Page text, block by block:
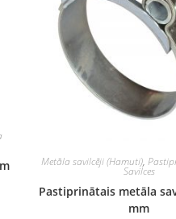
Metāla savilcēji (Hamuti),
Savilces
Pastiprinātais metāla
mm